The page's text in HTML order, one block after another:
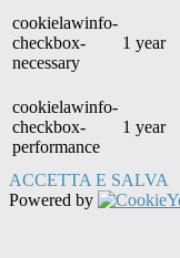
cookielawinfo-
checkbox-
necessary
1 year
cookielawinfo-
checkbox-
performance
1 year
ACCETTA E SALVA
Powered by